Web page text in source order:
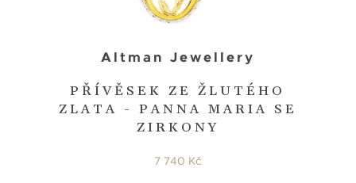
PŘÍVĚSEK ZE ŽLUTÉHO
ZLATA - PANNA MARIA SE
ZIRKONY
Altman Jewellery
7 740 Kč